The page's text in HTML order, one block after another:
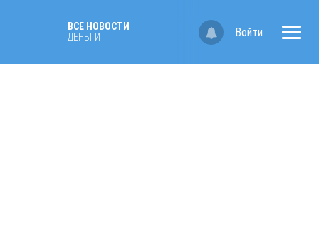
ВСЕ НОВОСТИ
ДЕНЬГИ
Войти